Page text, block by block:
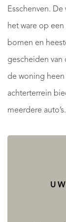
Esschenven.
het ware op
bomen en
gescheiden van
de woning
achterterrein
meerdere auto’s.
Op loopafstand
schoonheid die